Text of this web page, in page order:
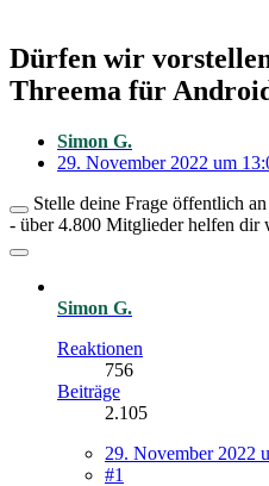
Dürfen wir
Threema für
Simon G.
29. November 2022 um
Stelle deine Frage öffentlich
- über 4.800 Mitglieder helfen dir
Simon G.
Reaktionen
756
Beiträge
2.105
29. November 2022
#1